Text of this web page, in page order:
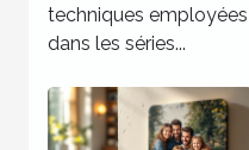
techniques employées
dans les séries...